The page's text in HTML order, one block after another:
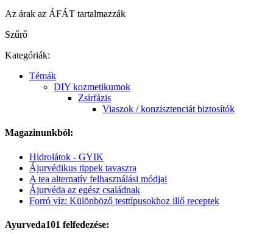
Az árak az ÁFÁT tartalmazzák
Szűrő
Kategóriák:
Témák
DIY kozmetikumok
Zsírfázis
Viaszok / konzisztenciát biztosítók
Magazinunkból:
Hidrolátok - GYIK
Ájurvédikus tippek tavaszra
A tea alternatív felhasználási módjai
Ájurvéda az egész családnak
Forró víz: Különböző testtípusokhoz illő receptek
Ayurveda101 felfedezése: